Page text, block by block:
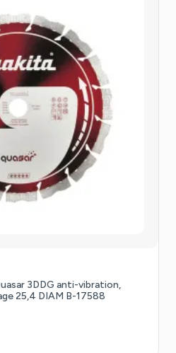
3DDG anti-vibration,
25,4 DIAM B-17588